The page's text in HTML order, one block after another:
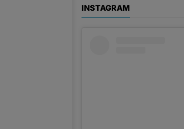
INSTAGRAM